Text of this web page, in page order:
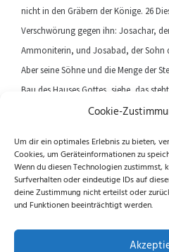
Cookie-
Um dir ein optimales Erlebnis zu bieten,
Cookies, um Geräteinformationen zu
Wenn du diesen Technologien zustimmst,
Surfverhalten oder eindeutige IDs auf
deine Zustimmung nicht erteilst oder
und Funktionen beeinträchtigt werden.
nicht in den Gräbern der Könige. 26
Verschwörung gegen ihn: Josachar,
Ammoniterin, und Josabad, der Sohn
Aber seine Söhne und die Menge der
Bau des Hauses Gottes, siehe, das
im Buch der Könige. Und sein Sohn
Previous article
Folge uns auf